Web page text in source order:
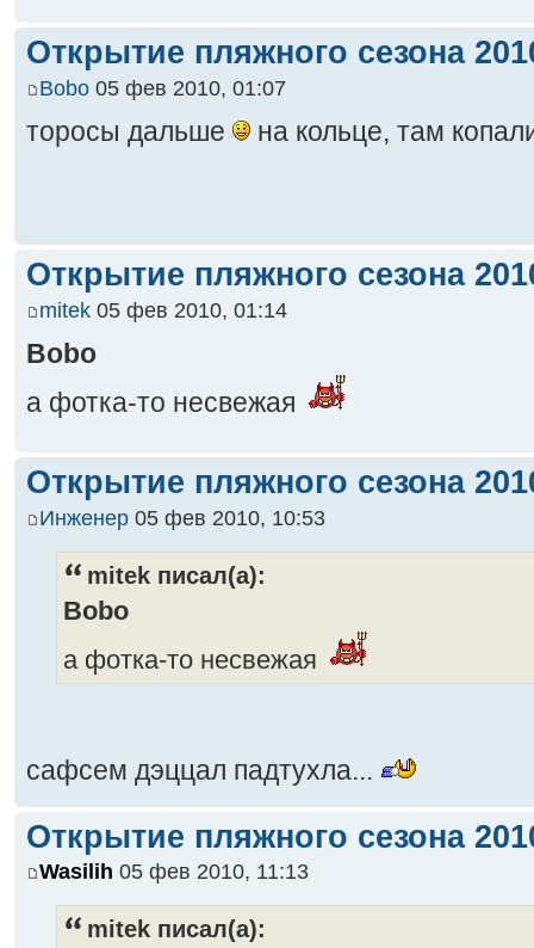
Открытие пляжного сезона
Bobo 05 фев 2010, 01:07
торосы дальше на кольце, там
Открытие пляжного сезона
mitek 05 фев 2010, 01:14
Bobo
а фотка-то несвежая
Открытие пляжного сезона
Инженер 05 фев 2010, 10:53
mitek писал(а):
Bobo
а фотка-то несвежая
сафсем дэццал падтухла...
Открытие пляжного сезона
Wasilih 05 фев 2010, 11:13
mitek писал(а):